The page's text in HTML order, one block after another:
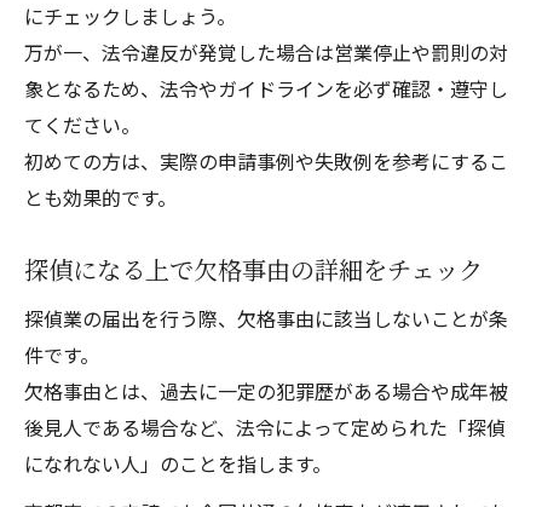
にチェックしましょう。
万が一、法令違反が発覚した場合は営業停止や罰則の対
象となるため、法令やガイドラインを必ず確認・遵守し
てください。
初めての方は、実際の申請事例や失敗例を参考にするこ
とも効果的です。
探偵になる上で欠格事由の詳細をチェック
探偵業の届出を行う際、欠格事由に該当しないことが条
件です。
欠格事由とは、過去に一定の犯罪歴がある場合や成年被
後見人である場合など、法令によって定められた「探偵
になれない人」のことを指します。